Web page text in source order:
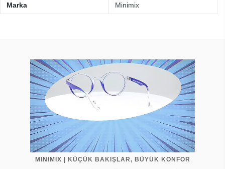
Marka Minimix
MINIMIX | KÜÇÜK BAKIŞLAR, BÜYÜK KONFOR